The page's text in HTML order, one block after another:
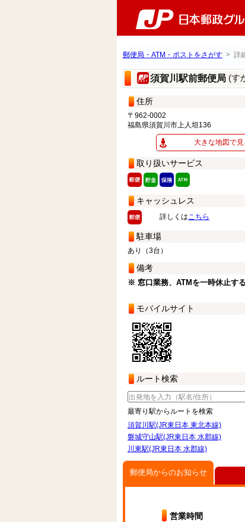
郵便局・ATM・ポストをさがす > 詳
須賀川駅前郵便局 (す
住所
〒962-0002
福島県須賀川市上人坦136
大きな地図で見
取り扱いサービス
キャッシュレス
詳しくはこちら
駐車場
あり（3台）
備考
※ 窓口業務、ATMを一時休止す
モバイルサイト
ルート検索
最寄り駅からルートを検索
須賀川駅(JR東日本 東北本線)
磐城守山駅(JR東日本 水郡線)
川東駅(JR東日本 水郡線)
郵便局からのお知らせ
営業時間